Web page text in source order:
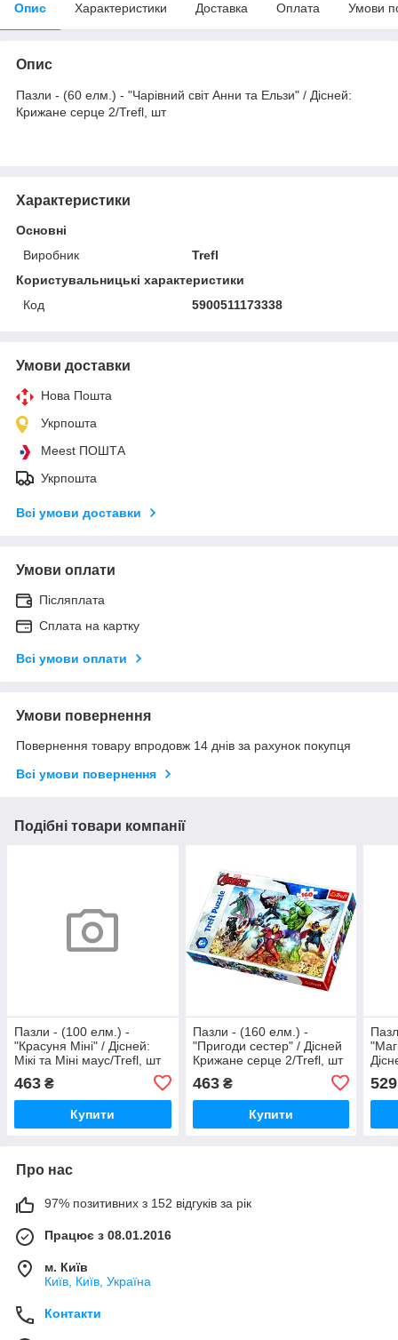
Опис Характеристики Доставка Оплата Умови
Опис
Пазли - (60 елм.) - "Чарівний світ Анни та Ельзи" / Дісней:
Крижане серце 2/Trefl, шт
Характеристики
Основні
Виробник
Trefl
Користувальницькі характеристики
Код
5900511173338
Умови доставки
Нова Пошта
Укрпошта
Meest ПОШТА
Укрпошта
Всі умови доставки
Умови оплати
Післяплата
Сплата на картку
Всі умови оплати
Умови повернення
Повернення товару впродовж 14 днів за рахунок покупця
Всі умови повернення
Подібні товари компанії
Пазли - (100 елм.) -
"Красуня Міні" / Дісней:
Мікі та Міні маус/Trefl, шт
463 ₴
Купити
Пазли - (160 елм.) -
"Пригоди сестер" / Дісней
Крижане серце 2/Trefl, шт
463₴
Купити
529
Про нас
97% позитивних з 152 відгуків за рік
Працює з 08.01.2016
м. Київ
Київ, Київ, Україна
Контакти